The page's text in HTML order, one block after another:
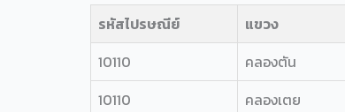
รหัสไปรษณีย์ แขวง
10110
คลองตัน
10110
คลองเตย